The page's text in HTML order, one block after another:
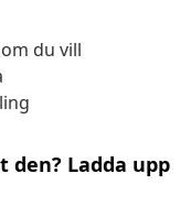
du vill
den? Ladda upp